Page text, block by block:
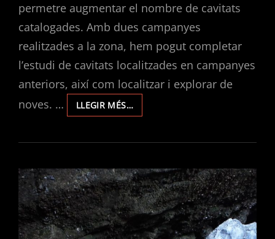
permetre augmentar el nombre de cavitats
catalogades. Amb dues campanyes
realitzades a la zona, hem pogut completar
l’estudi de cavitats localitzades en campanyes
anteriors, així com localitzar i explorar de
noves. …
LLEGIR MÉS…EXPLORACIONS
EN
2021